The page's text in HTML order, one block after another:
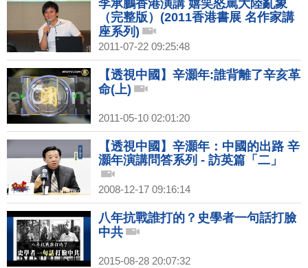
李承鵬香港演講 嬉笑怒罵大陸亂象
（完整版）(2011香港書展 名作家講
座系列)
2011-07-22 09:25:48
【透視中國】辛灝年:誰背離了辛亥革
命(上)
2011-05-10 02:01:20
【透視中國】辛灝年：中國的出路 辛
灝年演講問答系列 - 訪英篇「二」
2008-12-17 09:16:14
八年抗戰誰打的？史學者一句話打臉
中共
2015-08-28 20:07:32